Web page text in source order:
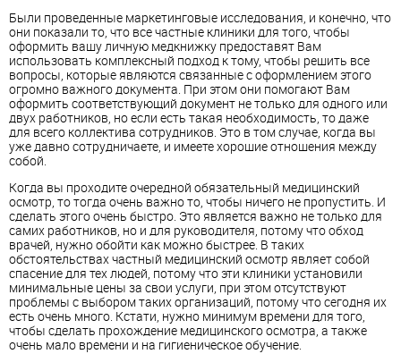
Были проведенные маркетинговые исследования, и конечно, что
они показали то, что все частные клиники для того, чтобы
оформить вашу личную медкнижку предоставят Вам
использовать комплексный подход к тому, чтобы решить все
вопросы, которые являются связанные с оформлением этого
огромно важного документа. При этом они помогают Вам
оформить соответствующий документ не только для одного или
двух работников, но если есть такая необходимость, то даже
для всего коллектива сотрудников. Это в том случае, когда вы
уже давно сотрудничаете, и имеете хорошие отношения между
собой.
Когда вы проходите очередной обязательный медицинский
осмотр, то тогда очень важно то, чтобы ничего не пропустить. И
сделать этого очень быстро. Это является важно не только для
самих работников, но и для руководителя, потому что обход
врачей, нужно обойти как можно быстрее. В таких
обстоятельствах частный медицинский осмотр являет собой
спасение для тех людей, потому что эти клиники установили
минимальные цены за свои услуги, при этом отсутствуют
проблемы с выбором таких организаций, потому что сегодня их
есть очень много. Кстати, нужно минимум времени для того,
чтобы сделать прохождение медицинского осмотра, а также
очень мало времени и на гигиеническое обучение.